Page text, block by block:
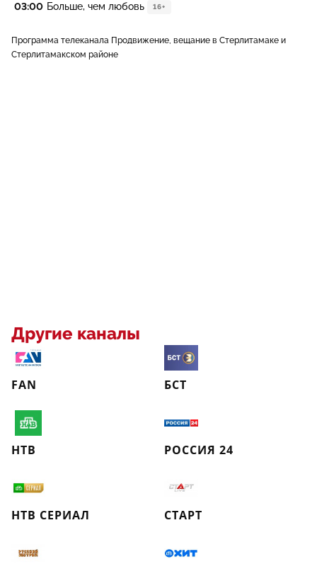
03:00 Больше, чем любовь 16+
Программа телеканала Продвижение, вещание в Стерлитамаке и
Стерлитамакском районе
Другие каналы
FAN БСТ
НТВ РОССИЯ 24
НТВ СЕРИАЛ СТАРТ